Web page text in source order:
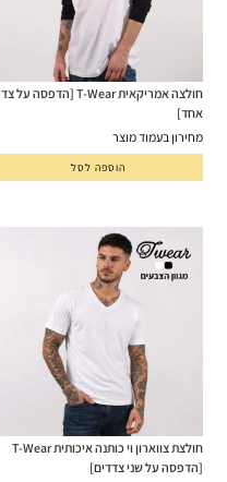
חולצה אמריקאית T-Wear [הדפסה על צד
אחד]
מחירון בעמוד מוצר
הוספה לסל
חולצת צווארון וי כותנה איכותית T-Wear
[הדפסה על שני צדדים]